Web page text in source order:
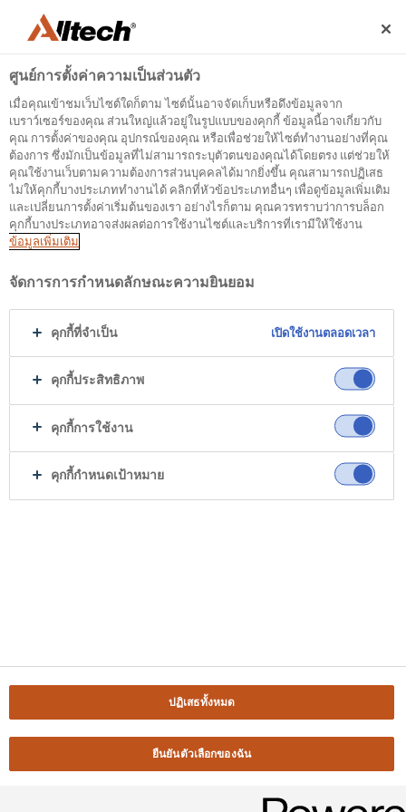
500
Internal Error Server
difficulties. Try refreshing the page or go to the
homepage
Go to Homepage
ศูนย์การตั้งค่าความเป็นส่วนตัว
เมื่อคุณเข้าชมเว็บไซต์ใดก็ตาม ไซต์นั้นอาจจัดเก็บหรือดึงข้อมูลจาก
เบราว์เซอร์ของคุณ ส่วนใหญ่แล้วอยู่ในรูปแบบของคุกกี้ ข้อมูลนี้อาจเกี่ยวกับ
คุณ การตั้งค่าของคุณ อุปกรณ์ของคุณ หรือเพื่อช่วยให้ไซต์ทำงานอย่างที่คุณ
ต้องการ ซึ่งมักเป็นข้อมูลที่ไม่สามารถระบุตัวตนของคุณได้โดยตรง แต่ช่วยให้
คุณใช้งานเว็บตามความต้องการส่วนบุคคลได้มากยิ่งขึ้น คุณสามารถปฏิเสธ
ไม่ให้คุกกี้บางประเภททำงานได้ คลิกที่หัวข้อประเภทอื่นๆ เพื่อดูข้อมูลเพิ่มเติม
และเปลี่ยนการตั้งค่าเริ่มต้นของเรา อย่างไรก็ตาม คุณควรทราบว่าการบล็อก
คุกกี้บางประเภทอาจส่งผลต่อการใช้งานไซต์และบริการที่เรามีให้ใช้งาน
ข้อมูลเพิ่มเติม
จัดการการกำหนดลักษณะความยินยอม
คุกกี้ที่จำเป็น เปิดใช้งานตลอดเวลา
คุกกี้ประสิทธิภาพ
คุกกี้การใช้งาน
คุกกี้กำหนดเป้าหมาย
ปฏิเสธทั้งหมด
ยืนยันตัวเลือกของฉัน